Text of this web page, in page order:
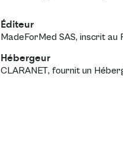
Éditeur
MadeForMed SAS, inscrit au
Hébergeur
CLARANET, fournit un